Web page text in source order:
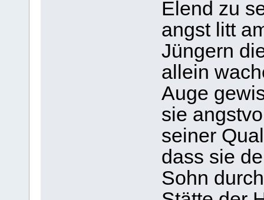
Elend zu
angst litt
Jün­gern
allein
Auge
sie
sei­ner
dass sie
Sohn